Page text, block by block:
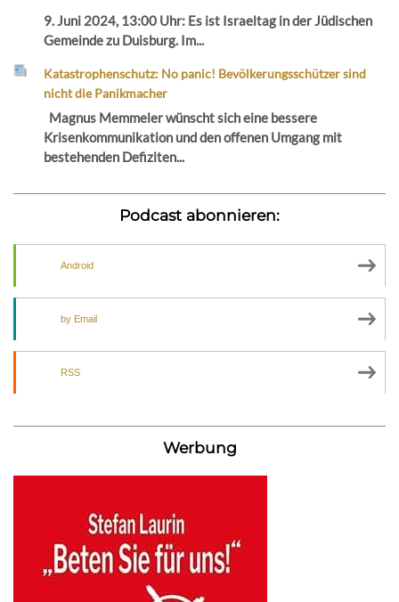
9. Juni 2024, 13:00 Uhr: Es ist Israeltag in der Jüdischen
Gemeinde zu Duisburg. Im...
Katastrophenschutz: No panic! Bevölkerungsschützer sind
nicht die Panikmacher
Magnus Memmeler wünscht sich eine bessere
Krisenkommunikation und den offenen Umgang mit
bestehenden Defiziten...
Podcast abonnieren:
Android
by Email
RSS
Werbung